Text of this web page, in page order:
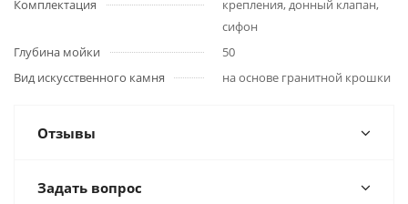
Комплектация
крепления, донный клапан,
сифон
Глубина мойки
50
Вид искусственного камня
на основе гранитной крошки
Отзывы
Задать вопрос